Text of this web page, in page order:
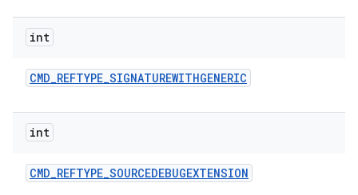
int
CMD_REFTYPE_SIGNATUREWITHGENERIC
int
CMD_REFTYPE_SOURCEDEBUGEXTENSION